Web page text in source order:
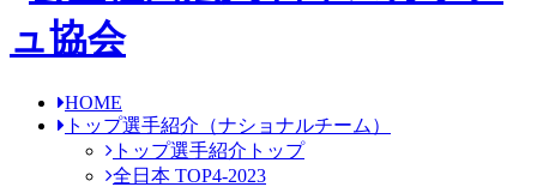
HOME
トップ選手紹介 （ナショナルチーム）
トップ選手紹介トップ
全日本 TOP4-2023